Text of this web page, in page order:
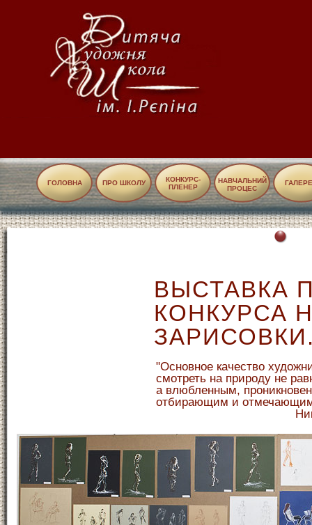
ГОЛОВНА ПРО ШКОЛУ
КОНКУРС-
ПЛЕНЕР
НАВЧАЛЬНИЙ
ПРОЦЕС
ВЫСТАВКА
КОНКУРСА
"Основное качество
смотреть на природу не
а влюбленным,
отбирающим и